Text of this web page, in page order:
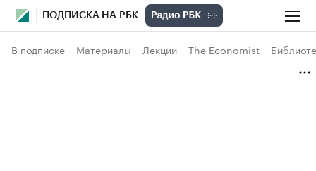
ПОДПИСКА НА РБК
В подписке Материалы Лекции The Economist